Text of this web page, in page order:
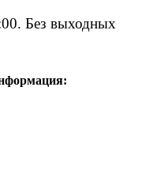
Без выходных